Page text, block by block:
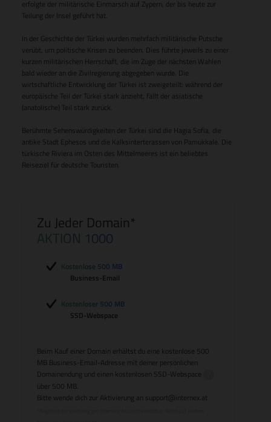
erfolgte der militärische Einmarsch auf Zypern, der bis heute zur
Teilung der Insel geführt hat.
In der Geschichte der Türkei wurden mehrfach militärische Putsche
verübt, um politische Krisen zu beenden. Dies führte jeweils zu einer
kurzen militärischen Herrschaft, die im Zuge der nächsten Wahlen
bald wieder an die Zivilregierung abgegeben wurde. Die
wirtschaftliche Entwicklung der Türkei ist zweigeteilt: während der
europäische Teil der Türkei stark anzieht, fällt der asiatische
(anatolische) Teil stark zurück.
Berühmte Sehenswürdigkeiten der Türkei sind die Hagia Sofia, die
antike Stadt Ephesos und die Kalksinterterassen von Pamukkale. Die
türkische Riviera im Osten des Mittelmeeres ist ein beliebtes
Reiseziel für deutsche Touristen.
Zu Jeder Domain*
AKTION 1000
Kostenlose 500 MB
Business-Email
Kostenloser 500 MB
SSD-Webspace
Beim Kauf einer Domain erhältst du eine kostenlose 500
MB Business-Email-Adresse mit deiner persönlichen
Domainendung und einen kostenlosen SSD-Webspace
über 500 MB.
Bitte wende dich zur Aktivierung an support@internex.at